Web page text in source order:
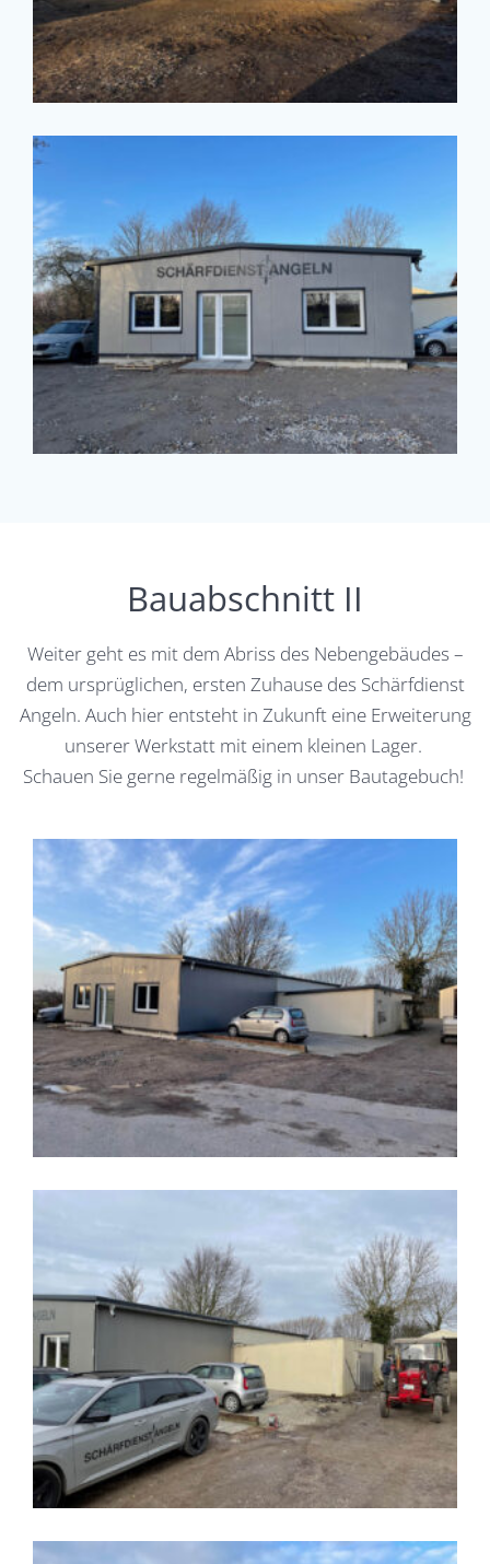
Bauabschnitt II
Weiter geht es mit dem Abriss des Nebengebäudes –
dem ursprüglichen, ersten Zuhause des Schärfdienst
Angeln. Auch hier entsteht in Zukunft eine Erweiterung
unserer Werkstatt mit einem kleinen Lager.
Schauen Sie gerne regelmäßig in unser Bautagebuch!